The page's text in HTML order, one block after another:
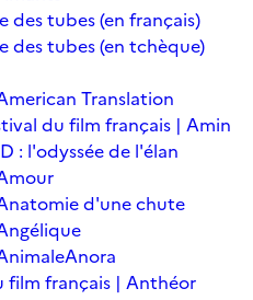
des tubes (en français)
des tubes (en tchèque)
Translation
du film français | Amin
: l'odyssée de l'élan
d'une chute
Anora
film français | Anthéor